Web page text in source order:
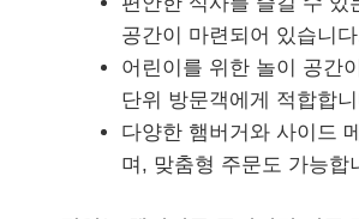
공간이 마련되어 있습니
어린이를 위한 놀이 공간
단위 방문객에게 적합합
다양한 햄버거와 사이드
며, 맞춤형 주문도 가능합